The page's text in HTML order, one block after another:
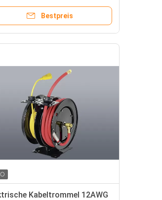
Bestpreis
Kabeltrommel 12AWG